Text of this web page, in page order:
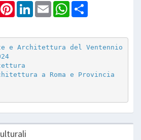
PinterestLinkedInEmail WhatsApp
e Architettura del Ventennio
a Roma e Provincia